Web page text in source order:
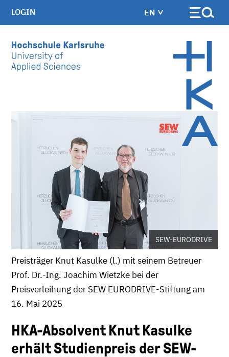
EN
LOGIN
SEW-EURODRIVE
Preisträger Knut Kasulke (l.) mit seinem Betreuer
Prof. Dr.-Ing. Joachim Wietzke bei der
Preisverleihung der SEW EURODRIVE-Stiftung am
16. Mai 2025
HKA-Absolvent Knut Kasulke
erhält Studienpreis der SEW-